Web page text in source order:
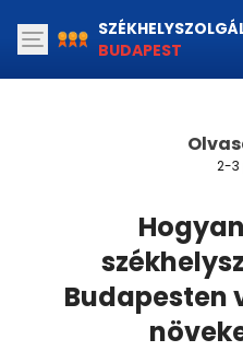
BUDAPEST
2-3
Budapesten